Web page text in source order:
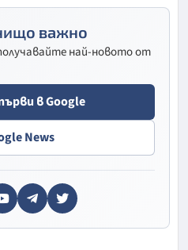
важно
най-новото от
в Google
News